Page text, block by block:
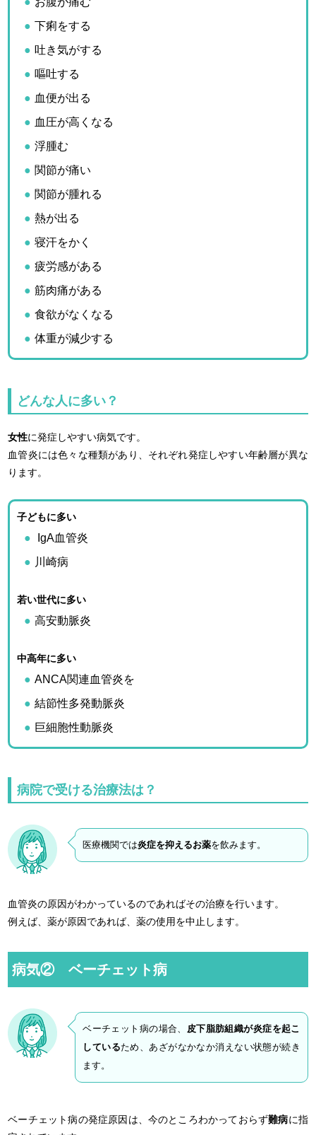
下痢をする
吐き気がする
嘔吐する
血便が出る
血圧が高くなる
浮腫む
関節が痛い
関節が腫れる
熱が出る
寝汗をかく
疲労感がある
筋肉痛がある
食欲がなくなる
体重が減少する
どんな人に多い？
女性に発症しやすい病気です。
血管炎には色々な種類があり、それぞれ発症しやすい年齢層が異な
ります。
子どもに多い
IgA血管炎
川崎病
若い世代に多い
高安動脈炎
中高年に多い
ANCA関連血管炎を
結節性多発動脈炎
巨細胞性動脈炎
病院で受ける治療法は？
医療機関では炎症を抑えるお薬を飲みます。
血管炎の原因がわかっているのであればその治療を行います。
例えば、薬が原因であれば、薬の使用を中止します。
病気② ベーチェット病
ベーチェット病の場合、 皮下脂肪組織が炎症を起こ
しているため、あざがなかなか消えない状態が続き
ます。
ベーチェット病の発症原因は、今のところわかっておらず難病に指